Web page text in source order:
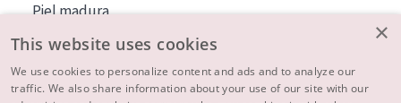
Piel madura
Piel expuesta al sol
Piel menopáusica
×
This website uses cookies
We use cookies to personalize content and ads and to analyze our
traffic. We also share information about your use of our site with our